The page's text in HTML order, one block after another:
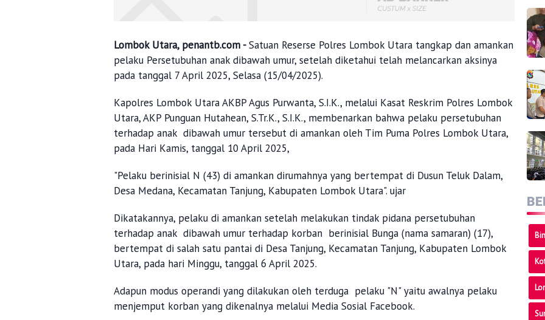
Lombok Utara, penantb.com -Satuan Reserse Polres Lombok Utara tangkap dan amankan
pelaku Persetubuhan anak dibawah umur, setelah diketahui telah melancarkan aksinya
pada tanggal 7 April 2025, Selasa (15/04/2025).
Kapolres Lombok Utara AKBP Agus Purwanta, S.I.K., melalui Kasat Reskrim Polres Lombok
Utara, AKP Punguan Hutahean, S.Tr.K., S.I.K., membenarkan bahwa pelaku persetubuhan
terhadap anak dibawah umur tersebut di amankan oleh Tim Puma Polres Lombok Utara,
pada Hari Kamis, tanggal 10 April 2025,
"Pelaku berinisial N (43) di amankan dirumahnya yang bertempat di Dusun Teluk Dalam,
Desa Medana, Kecamatan Tanjung, Kabupaten Lombok Utara". ujar
Dikatakannya, pelaku di amankan setelah melakukan tindak pidana persetubuhan
terhadap anak dibawah umur terhadap korban berinisial Bunga (nama samaran) (17),
bertempat di salah satu pantai di Desa Tanjung, Kecamatan Tanjung, Kabupaten Lombok
Utara, pada hari Minggu, tanggal 6 April 2025.
Adapun modus operandi yang dilakukan oleh terduga pelaku "N" yaitu awalnya pelaku
menjemput korban yang dikenalnya melalui Media Sosial Facebook.